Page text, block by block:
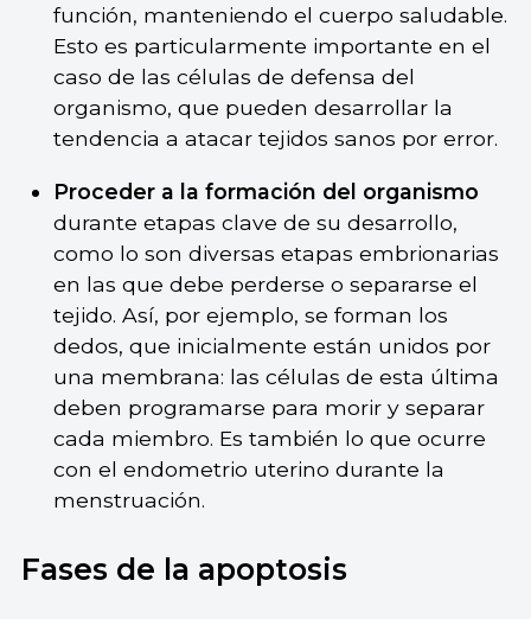
función, manteniendo el cuerpo saludable.
Esto es particularmente importante en el
caso de las células de defensa del
organismo, que pueden desarrollar la
tendencia a atacar tejidos sanos por error.
Proceder a la formación del organismo
durante etapas clave de su desarrollo,
como lo son diversas etapas embrionarias
en las que debe perderse o separarse el
tejido. Así, por ejemplo, se forman los
dedos, que inicialmente están unidos por
una membrana: las células de esta última
deben programarse para morir y separar
cada miembro. Es también lo que ocurre
con el endometrio uterino durante la
menstruación.
Fases de la apoptosis